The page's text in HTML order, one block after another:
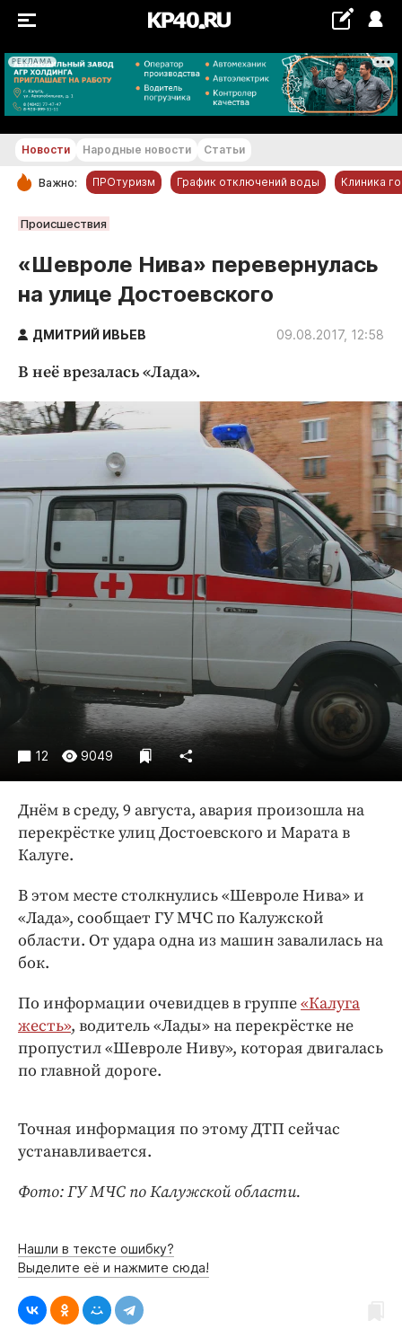
РЕКЛАМА
+17...+18 °С
РУБРИКИ
Новости компаний
Статьи
Народные новости
Благоустройство
Криминал
Недвижимость и ЖКХ
Образование
Общество
Погода
Праздники
Происшествия
Экономика и бизнес
ПРОЕКТЫ
Блоги
Издания
Медиаперсона
Интересное чтиво
Клиника года
Бренд года
Работодатель года
Новости Народные новости Статьи
Важно: ПРОтуризм График отключений воды Клиника
Происшествия
«Шевроле Нива» перевернулась
на улице Достоевского
ДМИТРИЙ ИВЬЕВ 09.08.2017, 12:58
В неё врезалась «Лада».
12 9049
Днём в среду, 9 августа, авария произошла на
перекрёстке улиц Достоевского и Марата в
Калуге.
В этом месте столкнулись «Шевроле Нива» и
«Лада», сообщает ГУ МЧС по Калужской
области. От удара одна из машин завалилась на
бок.
По информации очевидцев в группе«Калуга
жесть», водитель «Лады» на перекрёстке не
пропустил «Шевроле Ниву», которая двигалась
по главной дороге.
Точная информация по этому ДТП сейчас
устанавливается.
Фото: ГУ МЧС по Калужской области.
Нашли в тексте ошибку?
Выделите её и нажмите сюда!